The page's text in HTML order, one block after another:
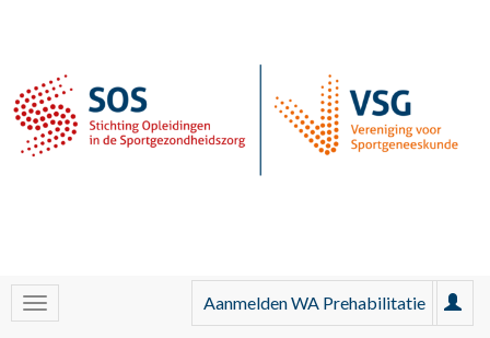
Aanmelden WA Prehabilitatie